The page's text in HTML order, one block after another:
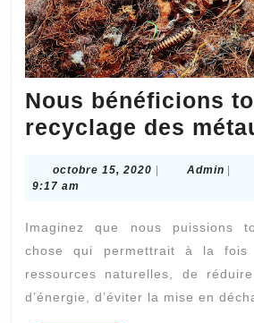
Nous bénéficions
recyclage des
octobre 15, 2020 octobreAdmin
9:17 am
Imaginez que nous puissions
chose qui permettrait à la fois
ressources naturelles, de
d’énergie, d’éviter la mise en